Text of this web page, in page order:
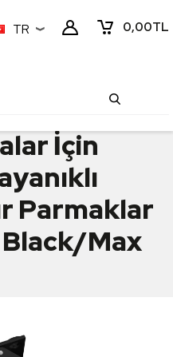
0,00TL
TR
İçin
Parmaklar
Max